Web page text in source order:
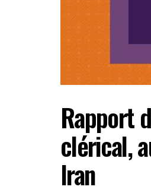
Rapport
clérical,
Iran